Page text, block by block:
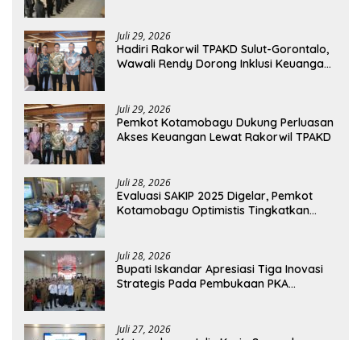
Juli 29, 2026
Hadiri Rakorwil TPAKD Sulut-Gorontalo,
Wawali Rendy Dorong Inklusi Keuangan
Juli 29, 2026
Pemkot Kotamobagu Dukung Perluasan
Akses Keuangan Lewat Rakorwil TPAKD
Juli 28, 2026
Evaluasi SAKIP 2025 Digelar, Pemkot
Kotamobagu Optimistis Tingkatkan
Juli 28, 2026
Bupati Iskandar Apresiasi Tiga Inovasi
Strategis Pada Pembukaan PKA
Juli 27, 2026